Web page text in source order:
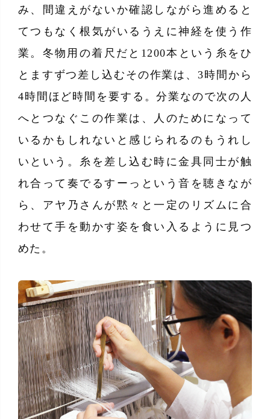
み、間違えがないか確認しながら進めると
てつもなく根気がいるうえに神経を使う作
業。冬物用の着尺だと1200本という糸をひ
とますずつ差し込むその作業は、3時間から
4時間ほど時間を要する。分業なので次の人
へとつなぐこの作業は、人のためになって
いるかもしれないと感じられるのもうれし
いという。糸を差し込む時に金具同士が触
れ合って奏でるすーっという音を聴きなが
ら、アヤ乃さんが黙々と一定のリズムに合
わせて手を動かす姿を食い入るように見つ
めた。